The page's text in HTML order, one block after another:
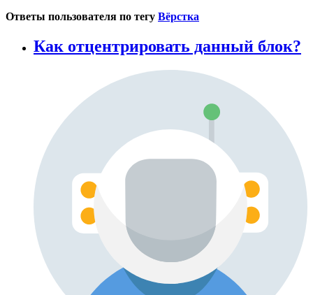
Ответы пользователя по тегу Вёрстка
Как отцентрировать данный блок?